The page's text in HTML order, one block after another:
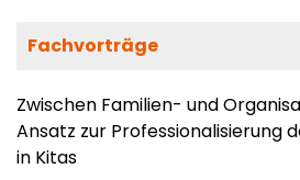
Fachvorträge
Zwischen Familien- und
Ansatz zur Professionalisierung
in Kitas